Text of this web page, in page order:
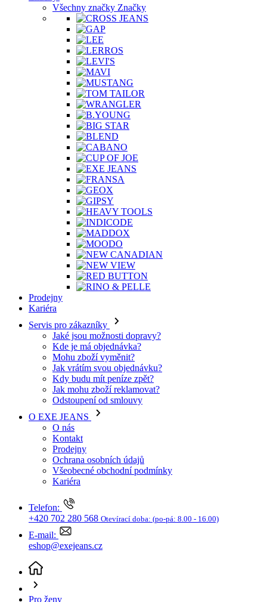
Servis pro zákazníky
Jaké jsou možnosti dopravy?
Kde je má objednávka?
Mohu zboží vyměnit?
Jak vrátím svou objednávku?
Kdy budu mít peníze zpět?
Jak mohu zboží reklamovat?
Odstoupení od smlouvy
O EXE JEANS
O nás
Kontakt
Prodejny
Ochrana osobních údajů
Všeobecné obchodní podmínky
Kariéra
Telefon:
+420 702 280 568
E-mail:
eshop@exejeans.cz
Pro ženy